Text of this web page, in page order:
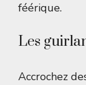
féérique.
Les
Accrochez